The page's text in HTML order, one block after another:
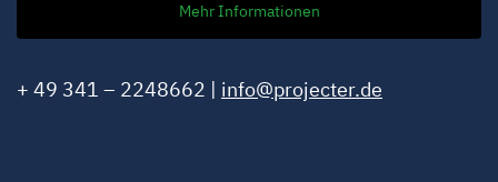
Mehr Informationen
+ 49 341 – 2248662 | info@projecter.de